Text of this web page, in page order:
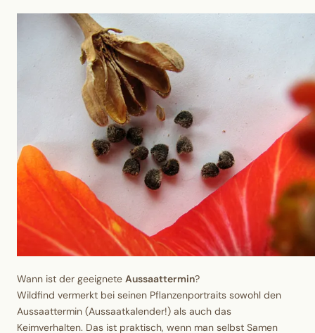
Wann ist der geeignete Aussaattermin?
Wildfind vermerkt bei seinen Pflanzenportraits sowohl den
Aussaattermin (Aussaatkalender!) als auch das
Keimverhalten. Das ist praktisch, wenn man selbst Samen